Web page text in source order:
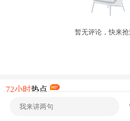
暂无评论，快来
72小时热点
一封给农加贵的匿